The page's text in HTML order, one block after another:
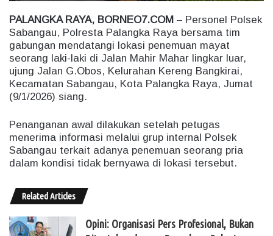
PALANGKA RAYA, BORNEO7.COM – Personel Polsek
Sabangau, Polresta Palangka Raya bersama tim
gabungan mendatangi lokasi penemuan mayat
seorang laki-laki di Jalan Mahir Mahar lingkar luar,
ujung Jalan G.Obos, Kelurahan Kereng Bangkirai,
Kecamatan Sabangau, Kota Palangka Raya, Jumat
(9/1/2026) siang.
Penanganan awal dilakukan setelah petugas
menerima informasi melalui grup internal Polsek
Sabangau terkait adanya penemuan seorang pria
dalam kondisi tidak bernyawa di lokasi tersebut.
Related Articles
Opini: Organisasi Pers Profesional, Bukan